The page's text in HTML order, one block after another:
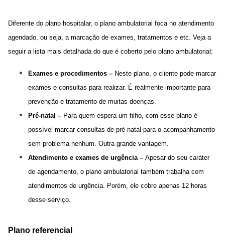
Diferente do plano hospitalar, o plano ambulatorial foca no atendimento
agendado, ou seja, a marcação de exames, tratamentos e etc. Veja a
seguir a lista mais detalhada do que é coberto pelo plano ambulatorial:
Exames e procedimentos – Neste plano, o cliente pode marcar
exames e consultas para realizar. É realmente importante para
prevenção e tratamento de muitas doenças.
Pré-natal – Para quem espera um filho, com esse plano é
possível marcar consultas de pré-natal para o acompanhamento
sem problema nenhum. Outra grande vantagem.
Atendimento e exames de urgência – Apesar do seu caráter
de agendamento, o plano ambulatorial também trabalha com
atendimentos de urgência. Porém, ele cobre apenas 12 horas
desse serviço.
Plano referencial